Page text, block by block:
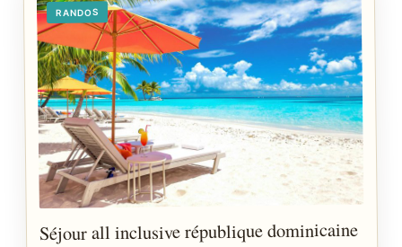
RANDOS
Séjour all inclusive république dominicaine